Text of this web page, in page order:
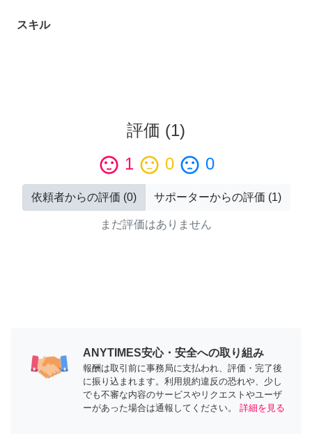
スキル
評価 (1)
sentiment_satisfied 1 sentiment_neutral 0 sentiment_dissatisfied 0
依頼者からの評価 (0) サポーターからの評価 (1)
まだ評価はありません
ANYTIMES安心・安全への取り組み
報酬は取引前に事務局に支払われ、評価・完了後
に振り込まれます。利用規約違反の恐れや、少し
でも不審な内容のサービスやリクエストやユーザ
ーがあった場合は通報してください。
詳細を見る